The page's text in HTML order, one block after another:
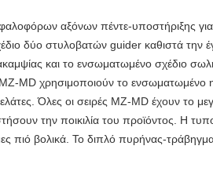
αξόνων πέντε-υποστήριξης
δύο στυλοβατών guider καθιστά την
και το ενσωματωμένο σχέδιο
MD χρησιμοποιούν το ενσωματωμένο
Όλες οι σειρές MZ-MD έχουν το
την ποικιλία του προϊόντος. Η
πιό βολικά. Το διπλό πυρήνας-